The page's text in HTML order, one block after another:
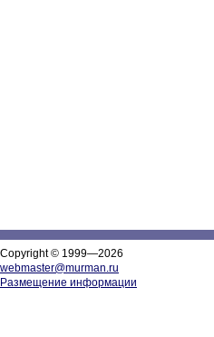
Copyright © 1999—2026
webmaster@murman.ru
Размещение информации